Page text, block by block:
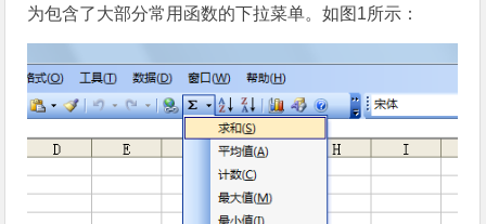
为包含了大部分常用函数的下拉菜单。如图1所示：